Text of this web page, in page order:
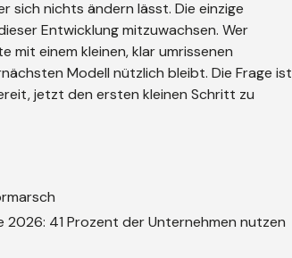
sich nichts ändern lässt. Die einzige
Entwicklung mitzuwachsen. Wer
einem kleinen, klar umrissenen
Modell nützlich bleibt. Die Frage ist
jetzt den ersten kleinen Schritt zu
2026: 41 Prozent der Unternehmen nutzen